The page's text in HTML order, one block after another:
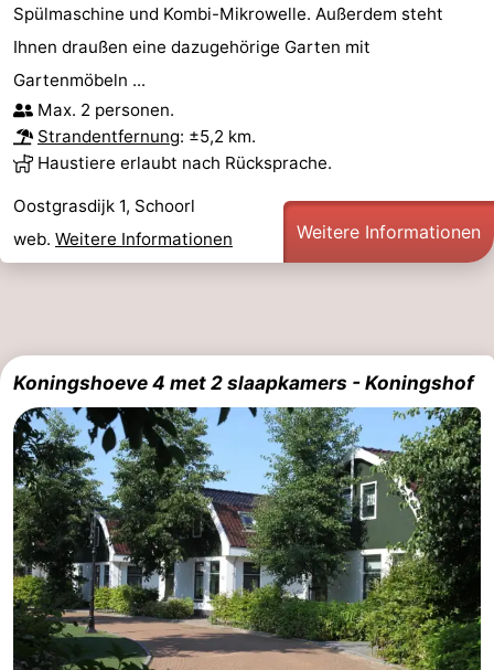
Spülmaschine und Kombi-Mikrowelle. Außerdem steht
Ihnen draußen eine dazugehörige Garten mit
Gartenmöbeln ...
Max. 2 personen.
Strandentfernung: ±5,2 km.
Haustiere erlaubt nach Rücksprache.
Oostgrasdijk 1, Schoorl
web. Weitere Informationen Weitere Informationen
Koningshoeve 4 met 2 slaapkamers - Koningshof